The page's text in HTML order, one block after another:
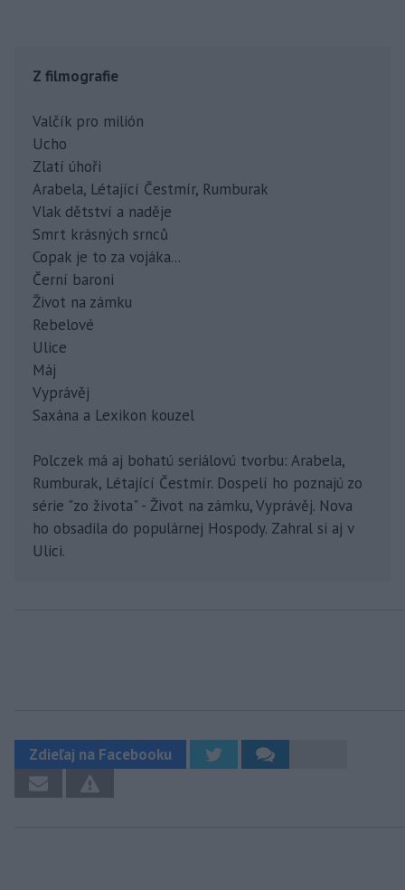
Z filmografie
Valčík pro milión
Ucho
Zlatí úhoři
Arabela, Létající Čestmír, Rumburak
Vlak dětství a naděje
Smrt krásných srnců
Copak je to za vojáka...
Černí baroni
Život na zámku
Rebelové
Ulice
Máj
Vyprávěj
Saxána a Lexikon kouzel
Polczek má aj bohatú seriálovú tvorbu: Arabela,
Rumburak, Létající Čestmír. Dospelí ho poznajú zo
série "zo života" - Život na zámku, Vyprávěj. Nova
ho obsadila do populárnej Hospody. Zahral si aj v
Ulici.
Zdieľaj na Facebooku